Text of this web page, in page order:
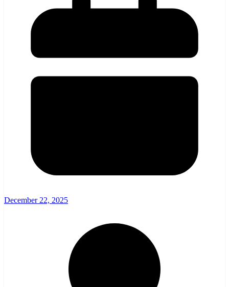
December 22, 2025